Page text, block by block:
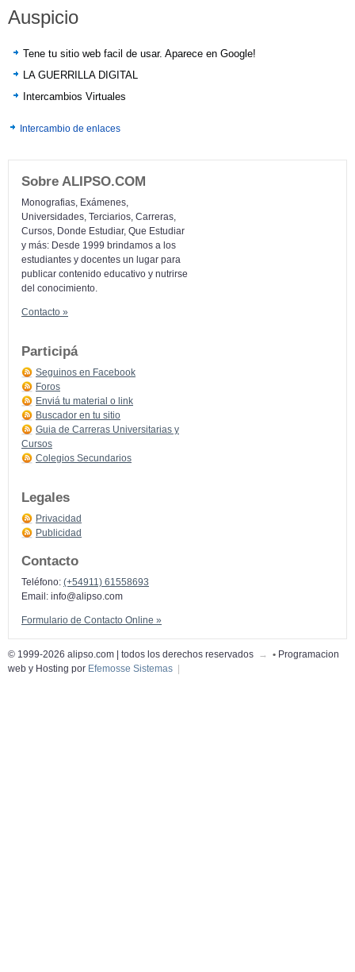
Auspicio
Tene tu sitio web facil de usar. Aparece en Google!
LA GUERRILLA DIGITAL
Intercambios Virtuales
Intercambio de enlaces
Sobre ALIPSO.COM
Monografias, Exámenes,
Universidades, Terciarios, Carreras,
Cursos, Donde Estudiar, Que Estudiar
y más: Desde 1999 brindamos a los
estudiantes y docentes un lugar para
publicar contenido educativo y nutrirse
del conocimiento.
Contacto »
Participá
Seguinos en Facebook
Foros
Enviá tu material o link
Buscador en tu sitio
Guia de Carreras Universitarias y
Cursos
Colegios Secundarios
Legales
Privacidad
Publicidad
Contacto
Teléfono: (+54911) 61558693
Email: info@alipso.com
Formulario de Contacto Online »
© 1999-2026 alipso.com | todos los derechos reservados → • Programacion
web y Hosting por Efemosse Sistemas |